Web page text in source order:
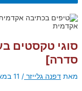
סוגי טקסטים
סדרה]
מאתדפנה גלייזר/11 במאי 2026